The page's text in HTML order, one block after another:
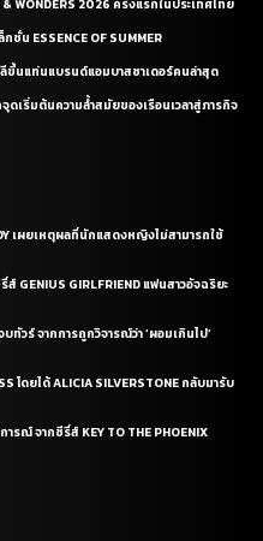
& WONDERS 2026 ครั้งแรกในประเทศไทย
น ESSENCE OF SUMMER
ลีขึ้นแท่นแบรนด์แอมบาสซาเดอร์คนล่าสุด
จุดเริ่มต้นความล้ำสมัยของเรือนเวลาสู่ภารกิจ
เผยเหตุผลที่นักแสดงหญิงไม่สามารถใช้
GENIUS GIRLFRIEND แฟนสาวอัจฉริยะ
ทัวร์ จากการถูกวิจารณ์ว่า ‘ผอมเกินไป’
โดยได้ ALICIA SILVERSTONE กลับมารับ
รณ์ จากซีรี่ส์ KEY TO THE PHOENIX